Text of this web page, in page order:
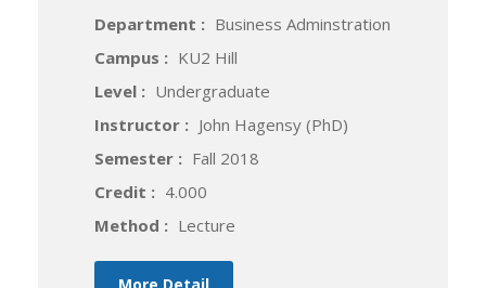
Department : Business Adminstration
Campus : KU2 Hill
Level : Undergraduate
Instructor : John Hagensy (PhD)
Semester : Fall 2018
Credit : 4.000
Method : Lecture